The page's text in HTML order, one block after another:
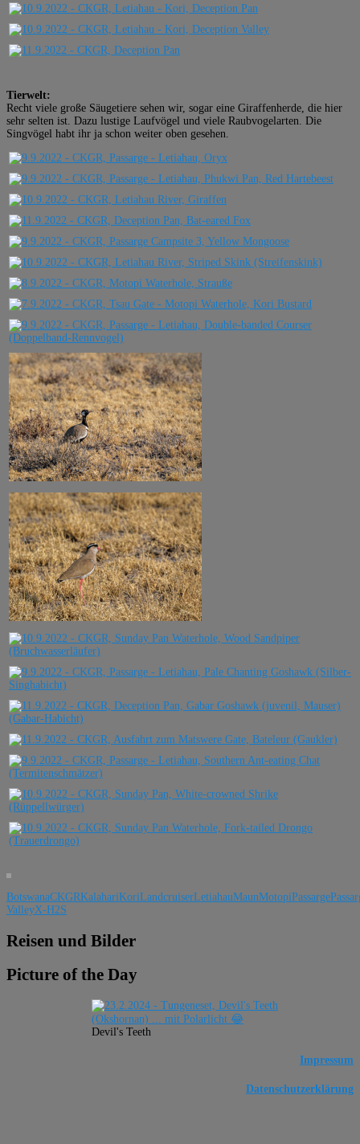
Tierwelt:
Recht viele große Säugetiere sehen wir, sogar eine Giraffenherde, die hier
sehr selten ist. Dazu lustige Laufvögel und viele Raubvogelarten. Die
Singvögel habt ihr ja schon weiter oben gesehen.
BotswanaCKGRKalahariKoriLandcruiserLetiahauMaunMotopiPassarge
ValleyX-H2S
Reisen und Bilder
Picture of the Day
Devil's Teeth
Impressum
Datenschutzerklärung